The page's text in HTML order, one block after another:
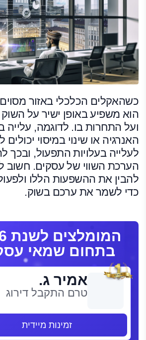
כשהאקלים הכלכלי באזור
הוא משפיע באופן ישיר על
ועל התחרות בו. לדוגמה, עלייה
האנרגיה או שינוי במיסוי יכולים
לעלייה בעלויות התפעול, ובכך
הערכת השווי של עסקים. חשוב
להבין את ההשפעות הללו
כדי לשמר את ערכם בשוק.
בתחום שמאי
אמיר ג.
טרם התקבל דירוג
זמינות מיידית